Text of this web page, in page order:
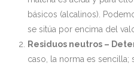
básicos (alcalinos).
se sitúa por encima del
Residuos neutros –
caso, la norma es sencilla;